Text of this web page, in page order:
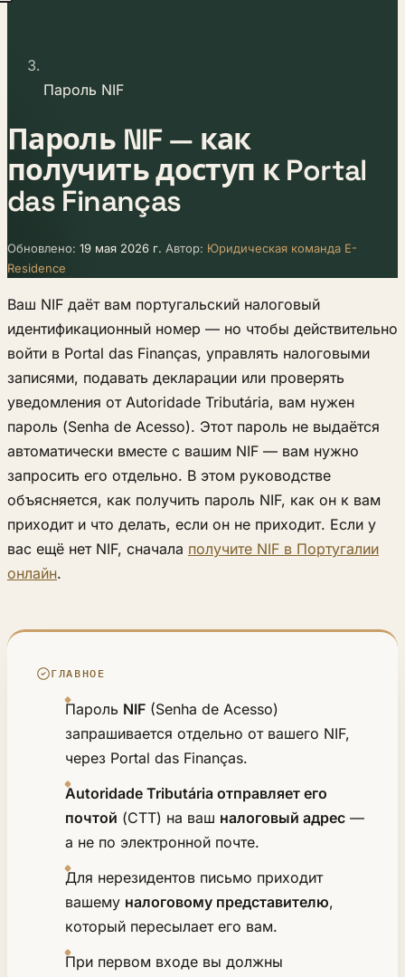
Пароль NIF
Пароль NIF — как
получить доступ к Portal
das Finanças
Обновлено: 19 мая 2026 г. Автор: Юридическая команда E-
Residence
Ваш NIF даёт вам португальский налоговый
идентификационный номер — но чтобы действительно
войти в Portal das Finanças, управлять налоговыми
записями, подавать декларации или проверять
уведомления от Autoridade Tributária, вам нужен
пароль (Senha de Acesso). Этот пароль не выдаётся
автоматически вместе с вашим NIF — вам нужно
запросить его отдельно. В этом руководстве
объясняется, как получить пароль NIF, как он к вам
приходит и что делать, если он не приходит. Если у
вас ещё нет NIF, сначала получите NIF в Португалии
онлайн.
ГЛАВНОЕ
Пароль NIF (Senha de Acesso)
запрашивается отдельно от вашего NIF,
через Portal das Finanças.
Autoridade Tributária отправляет его
почтой (CTT) на ваш налоговый адрес —
а не по электронной почте.
Для нерезидентов письмо приходит
вашему налоговому представителю,
который пересылает его вам.
При первом входе вы должны